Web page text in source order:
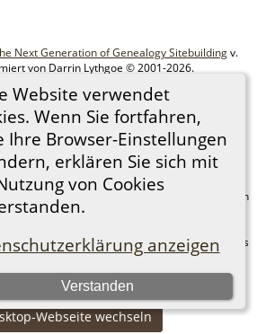
Website verwendet
Wenn Sie fortfahren,
Ihre Browser-Einstellungen
erklären Sie sich mit
von Cookies
anzeigen
Verstanden
Next Generation of Genealogy Sitebuildingv.
von Darrin Lythgoe © 2001-2026.
- erstellt und betreut vonMIchael Klein
Rechte vorbehalten. |
Datenschutzerklärung
sind nicht berechtigt, diese Seite oder Bilder von
oder anderen kommerziellen Websites
Urheberrecht und einen URL-Link zu meiner
Website anzugeben.
jederzeit ändern, wenn neue Fakten gefunden
werden.
not authorized to add this page or any images
or any other commercial sites without
and a URL link to my web site.
be changing as new facts are found.
Webseite wechseln